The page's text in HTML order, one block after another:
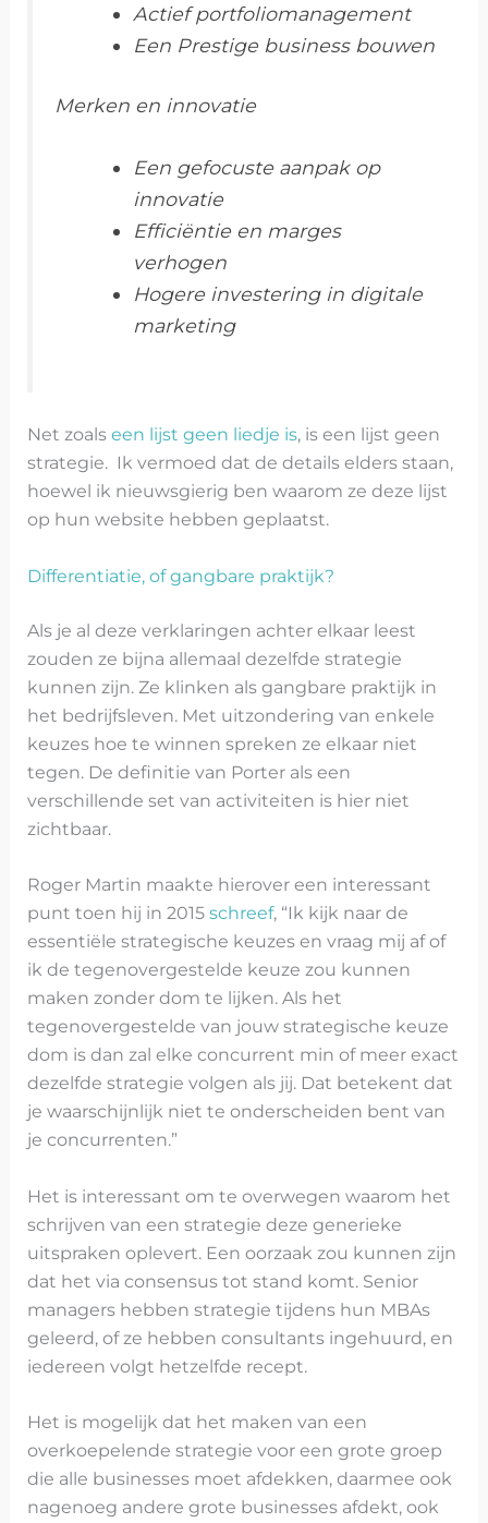
Actief portfoliomanagement
Een Prestige business bouwen
Merken en innovatie
Een gefocuste aanpak op
innovatie
Efficiëntie en marges
verhogen
Hogere investering in digitale
marketing
Net zoals een lijst geen liedje is, is een lijst geen
strategie. Ik vermoed dat de details elders staan,
hoewel ik nieuwsgierig ben waarom ze deze lijst
op hun website hebben geplaatst.
Differentiatie, of gangbare praktijk?
Als je al deze verklaringen achter elkaar leest
zouden ze bijna allemaal dezelfde strategie
kunnen zijn. Ze klinken als gangbare praktijk in
het bedrijfsleven. Met uitzondering van enkele
keuzes hoe te winnen spreken ze elkaar niet
tegen. De definitie van Porter als een
verschillende set van activiteiten is hier niet
zichtbaar.
Roger Martin maakte hierover een interessant
punt toen hij in 2015 schreef, “Ik kijk naar de
essentiële strategische keuzes en vraag mij af of
ik de tegenovergestelde keuze zou kunnen
maken zonder dom te lijken. Als het
tegenovergestelde van jouw strategische keuze
dom is dan zal elke concurrent min of meer exact
dezelfde strategie volgen als jij. Dat betekent dat
je waarschijnlijk niet te onderscheiden bent van
je concurrenten.”
Het is interessant om te overwegen waarom het
schrijven van een strategie deze generieke
uitspraken oplevert. Een oorzaak zou kunnen zijn
dat het via consensus tot stand komt. Senior
managers hebben strategie tijdens hun MBAs
geleerd, of ze hebben consultants ingehuurd, en
iedereen volgt hetzelfde recept.
Het is mogelijk dat het maken van een
overkoepelende strategie voor een grote groep
die alle businesses moet afdekken, daarmee ook
nagenoeg andere grote businesses afdekt, ook